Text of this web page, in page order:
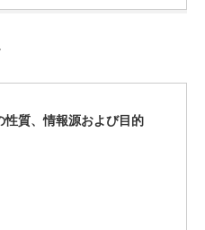
性質、情報源および目的